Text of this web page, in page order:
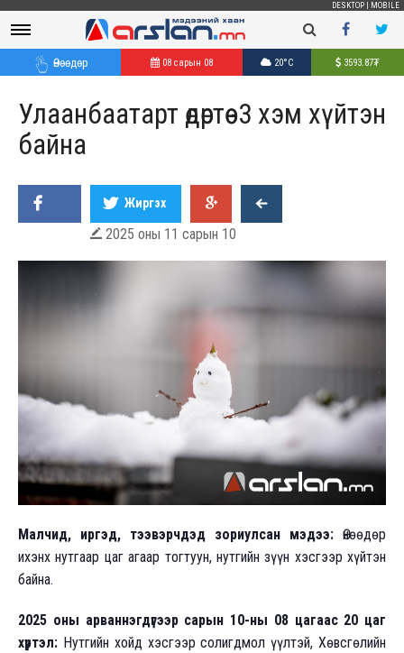
DESKTOP MOBILE
Өнөөдөр 08 сарын 08 20°C 3593.87₮
Улаанбаатарт өдөртөө -3 хэм хүйтэн
байна
Жиргэх
 2025 оны 11 сарын 10
Малчид, иргэд, тээвэрчдэд зориулсан мэдээ: Өнөөдөр
ихэнх нутгаар цаг агаар тогтуун, нутгийн зүүн хэсгээр хүйтэн
байна.
2025 оны арваннэгдүгээр сарын 10-ны 08 цагаас 20 цаг
хүртэл: Нутгийн хойд хэсгээр солигдмол үүлтэй, Хөвсгөлийн